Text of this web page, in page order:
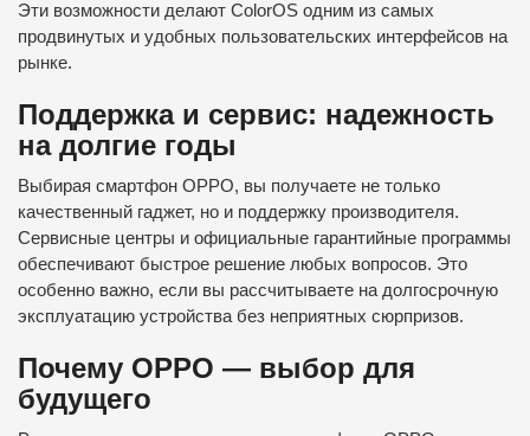
Эти возможности делают ColorOS одним из самых
продвинутых и удобных пользовательских интерфейсов на
рынке.
Поддержка и сервис: надежность
на долгие годы
Выбирая смартфон OPPO, вы получаете не только
качественный гаджет, но и поддержку производителя.
Сервисные центры и официальные гарантийные программы
обеспечивают быстрое решение любых вопросов. Это
особенно важно, если вы рассчитываете на долгосрочную
эксплуатацию устройства без неприятных сюрпризов.
Почему OPPO — выбор для
будущего